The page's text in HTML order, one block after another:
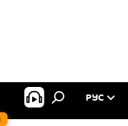
РУС